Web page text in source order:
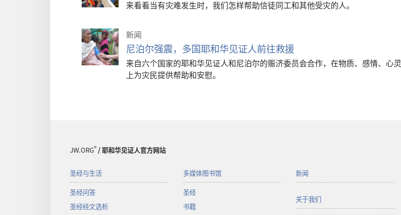
来看看当有灾难发生时，我们怎样帮助信徒同工和其他受灾的人。
新闻
尼泊尔强震，多国耶和华见证人前往救援
来自六个国家的耶和华见证人和尼泊尔的赈济委员会合作，在物质、感情、心灵
上为灾民提供帮助和安慰。
JW.ORG®/ 耶和华见证人官方网站
圣经与生活
圣经问答
圣经经文选析
多媒体图书馆
圣经
书籍
新闻
关于我们